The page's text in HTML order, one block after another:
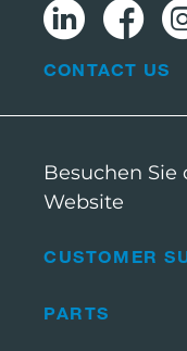
CUSTOMER
PARTS
CONTACT US
Besuchen Sie
Website